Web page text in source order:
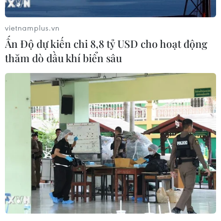
Thông tin lễ nhậm chức của
Tổng thống Mỹ đắc cử Biden
19/01/2021 08:35
Diễn ra trong bối cảnh đại dịch COVID-19 không ngừng
lây lan và những lo ngại gia tăng về an ninh, lễ nhậm
chức của Tổng thống đắc cử Mỹ Joe Biden vào ngày
20/1/2021 tới có nhiều dấu ấn đặc biệt.
vietnamplus.vn
Ấn Độ dự kiến chi 8,8 tỷ USD cho hoạt động
thăm dò dầu khí biển sâu